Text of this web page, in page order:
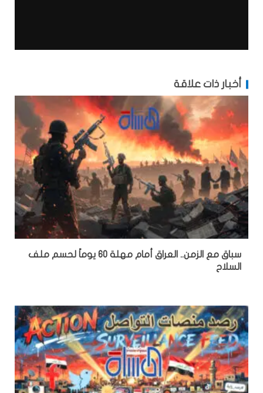
أخبار ذات علاقة
سباق مع الزمن.. العراق أمام مهلة 60 يوماً لحسم ملف
السلاح